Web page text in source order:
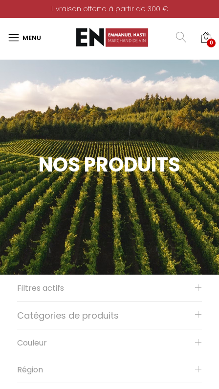
Livraison offerte à partir de 300 €
0
NOS PRODUITS
Filtres actifs
Catégories de produits
Couleur
Région